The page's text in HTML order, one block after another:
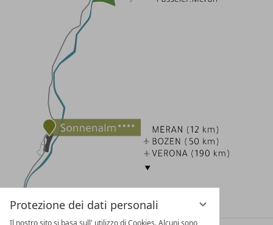
Protezione dei dati personali
Il nostro sito si basa sull' utilizzo di Cookies. Alcuni sono